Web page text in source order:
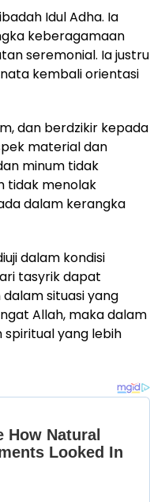
Idul Adha. Ia
keberagamaan
seremonial. Ia justru
kembali orientasi
material dan
minum tidak
tidak menolak
dalam kerangka
dalam kondisi
tasyrik dapat
situasi yang
Allah, maka dalam
spiritual yang lebih